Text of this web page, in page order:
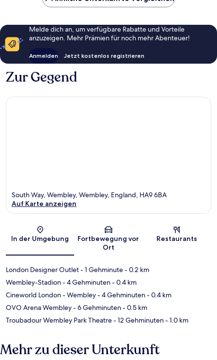
Melde dich an, um verfügbare Rabatte und Vorteile
anzuzeigen. Mehr Prämien für noch mehr Abenteuer!
Anmelden Jetzt kostenlos registrieren
Zur Gegend
Karte
South Way, Wembley, Wembley, England, HA9 6BA
Auf Karte anzeigen
In der Umgebung
Fortbewegung vor
Ort
Restaurants
London Designer Outlet- 1 Gehminute- 0.2 km
Wembley-Stadion- 4 Gehminuten- 0.4 km
Cineworld London - Wembley- 4 Gehminuten- 0.4 km
OVO Arena Wembley- 6 Gehminuten- 0.5 km
Troubadour Wembley Park Theatre- 12 Gehminuten- 1.0 km
Mehr zu dieser Unterkunft